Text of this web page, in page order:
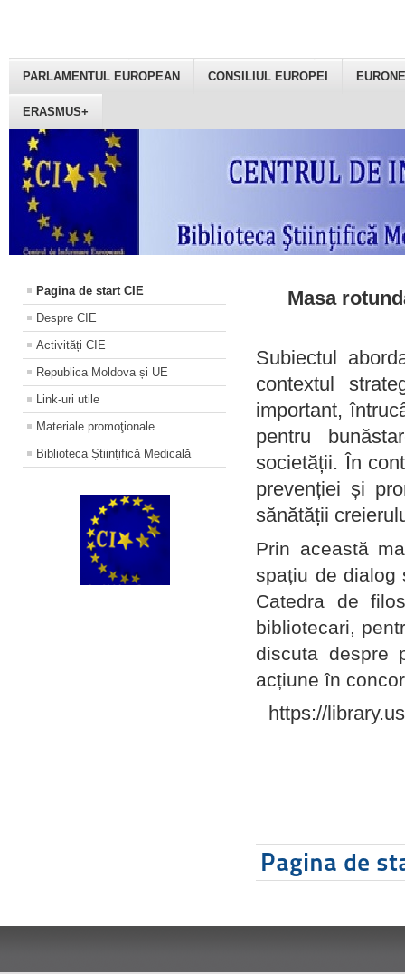
PARLAMENTUL EUROPEAN CONSILIUL EUROPEI
ERASMUS+
Pagina de start CIE
Despre CIE
Activități CIE
Republica Moldova și UE
Link-uri utile
Materiale promoţionale
Biblioteca Științifică Medicală
Masa
Subiectul
contextul
important,
pentru
societății. În
prevenției și
sănătății
Prin această
spațiu de dialog
Catedra de
bibliotecari,
discuta despre
acțiune în
https://
Pagina de